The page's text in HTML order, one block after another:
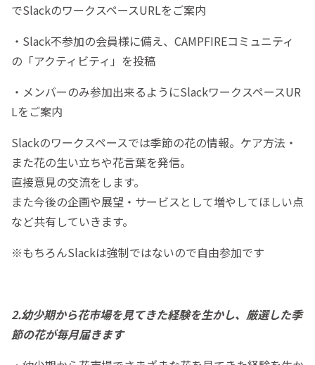
でSlackのワークスペースURLをご案内
・Slack不参加の会員様に備え、CAMPFIREコミュニティ
の「アクティビティ」を投稿
・メンバーのみ参加出来るようにSlackワークスペースUR
Lをご案内
Slackのワークスペースでは季節の花の情報。ケア方法・
また花の生い立ちや花言葉を発信。
直接意見の交流をします。
また今後の企画や展望・サービスとして増やしてほしい点
など共有していきます。
※もちろんSlackは強制ではないので自由参加です
2.幼少期から花市場を見てきた経験を生かし、厳選した季
節の花が毎月届きます